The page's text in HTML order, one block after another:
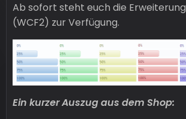
Ab sofort steht euch die Erweiterung
(WCF2) zur Verfügung.
Ein kurzer Auszug aus dem Shop: